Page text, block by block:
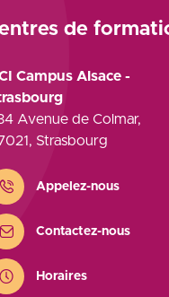
de
Campus Alsace -
Avenue de Colmar,
, Strasbourg
Appelez-nous
Contactez-nous
Horaires